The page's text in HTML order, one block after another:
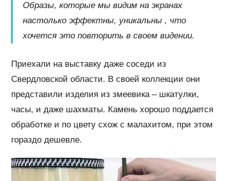
Образы, которые мы видим на экранах
настолько эффектны, уникальны , что
хочется это повторить в своем видении.
Приехали на выставку даже соседи из
Свердловской области. В своей коллекции они
представили изделия из змеевика – шкатулки,
часы, и даже шахматы. Камень хорошо поддается
обработке и по цвету схож с малахитом, при этом
гораздо дешевле.